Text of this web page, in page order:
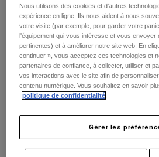
Gants
Protections
Masques
Chaussettes
Accessoires
Pièces de rechange
Masques
Chaussettes
Sacs et accessoires
T-shirts et tops
Sweats et Pulls
Vestes
Pantalons
Chemises
Voir tout
Moto
Casques
Maillots
Pantalons
Bottes
Veste de pluie pliable
Nous utilisons des cookies et d'autres
expérience en ligne. Ils nous aident à nous
votre visite (par exemple, pour garder votre
l'équipement qui vous intéresse et vous envoyer
pertinentes) et à améliorer notre site web. En
continuer », vous acceptez ces technologies et
partenaires de confiance, à collecter, utiliser et
vos interactions avec le site afin de
contenu numérique. Vous souhaitez en savoir
politique de confidentialité
Gérer les